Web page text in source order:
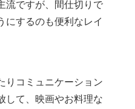
流ですが、間仕切りで
にするのも便利なレイ
りコミュニケーション
して、映画やお料理な